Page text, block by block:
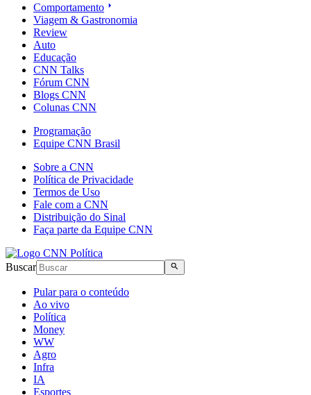
Comportamento
Viagem & Gastronomia
Review
Auto
Educação
CNN Talks
Fórum CNN
Blogs CNN
Colunas CNN
Programação
Equipe CNN Brasil
Sobre a CNN
Política de Privacidade
Termos de Uso
Fale com a CNN
Distribuição do Sinal
Faça parte da Equipe CNN
Buscar
Pular para o conteúdo
Ao vivo
Política
Money
WW
Agro
Infra
IA
Esportes